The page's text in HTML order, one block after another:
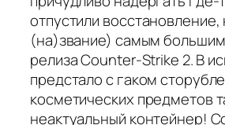
отпустили восстановление,
(на)звание) самым
релиза Counter-Strike 2. В
предстало с гаком
косметических предметов
неактуальный контейнер!